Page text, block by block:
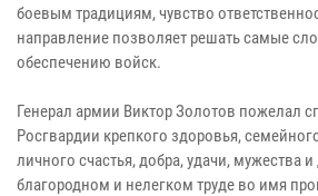
боевым традициям, чувство
направление позволяет решать самые
обеспечению войск.
Генерал армии Виктор Золотов пожелал
Росгвардии крепкого здоровья,
личного счастья, добра, удачи, мужества
благородном и нелегком труде во имя